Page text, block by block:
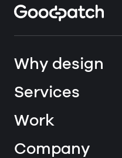
Why design
Services
Work
Company